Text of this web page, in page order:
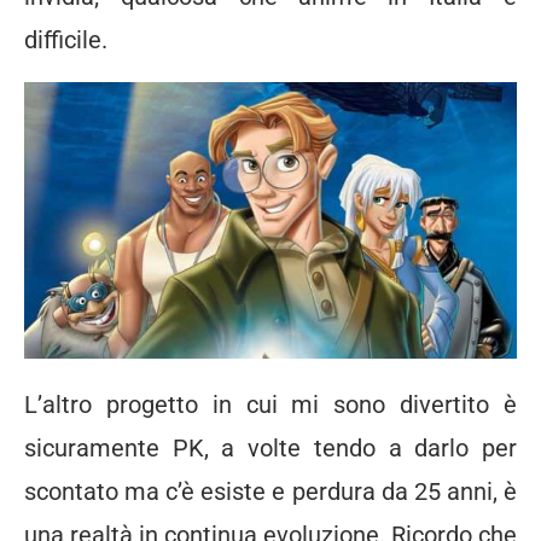
difficile.
L’altro progetto in cui mi sono divertito è
sicuramente PK, a volte tendo a darlo per
scontato ma c’è esiste e perdura da 25 anni, è
una realtà in continua evoluzione. Ricordo che